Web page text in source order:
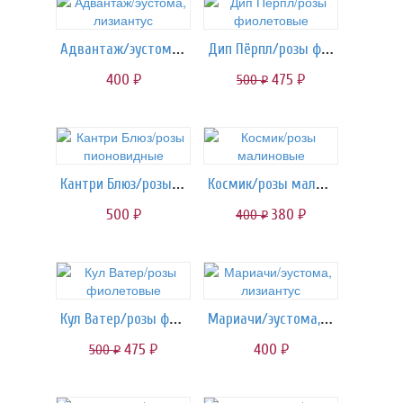
Адвантаж/эустома, лизиантус
400 руб.
Дип Пёрпл/розы фиолетовые
500руб. 475 руб.
Кантри Блюз/розы пионовидные
500 руб.
Космик/розы малиновые
400руб. 380 руб.
Кул Ватер/розы фиолетовые
500руб. 475 руб.
Мариачи/эустома, лизиантус
400 руб.